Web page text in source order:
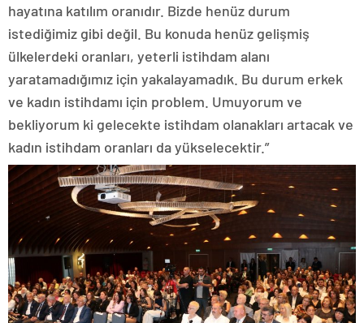
hayatına katılım oranıdır. Bizde henüz durum
istediğimiz gibi değil. Bu konuda henüz gelişmiş
ülkelerdeki oranları, yeterli istihdam alanı
yaratamadığımız için yakalayamadık. Bu durum erkek
ve kadın istihdamı için problem. Umuyorum ve
bekliyorum ki gelecekte istihdam olanakları artacak ve
kadın istihdam oranları da yükselecektir.”